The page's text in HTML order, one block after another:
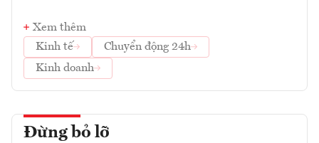
Xem thêm
Kinh tế
Chuyển động 24h
Kinh doanh
Đừng bỏ lỡ